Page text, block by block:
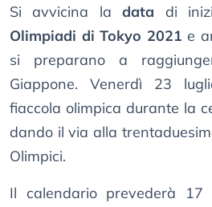
Si avvicina ladata di
Olimpiadi di Tokyo 2021 e
si preparano a
Giappone. Venerdì 23
fiaccola olimpica durante la
dando il via alla
Olimpici.
Il calendario prevederà